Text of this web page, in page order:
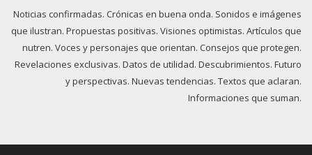
Noticias confirmadas. Crónicas en buena onda. Sonidos e imágenes
que ilustran. Propuestas positivas. Visiones optimistas. Artículos que
nutren. Voces y personajes que orientan. Consejos que protegen.
Revelaciones exclusivas. Datos de utilidad. Descubrimientos. Futuro
y perspectivas. Nuevas tendencias. Textos que aclaran.
Informaciones que suman.